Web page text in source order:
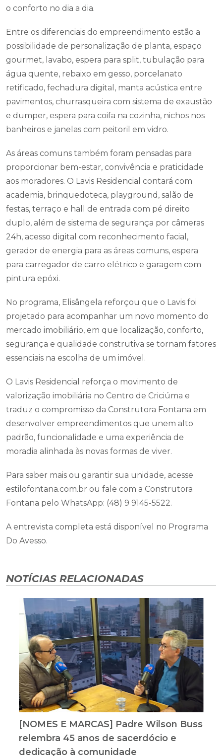
o conforto no dia a dia.
Entre os diferenciais do empreendimento estão a
possibilidade de personalização de planta, espaço
gourmet, lavabo, espera para split, tubulação para
água quente, rebaixo em gesso, porcelanato
retificado, fechadura digital, manta acústica entre
pavimentos, churrasqueira com sistema de exaustão
e dumper, espera para coifa na cozinha, nichos nos
banheiros e janelas com peitoril em vidro.
As áreas comuns também foram pensadas para
proporcionar bem-estar, convivência e praticidade
aos moradores. O Lavis Residencial contará com
academia, brinquedoteca, playground, salão de
festas, terraço e hall de entrada com pé direito
duplo, além de sistema de segurança por câmeras
24h, acesso digital com reconhecimento facial,
gerador de energia para as áreas comuns, espera
para carregador de carro elétrico e garagem com
pintura epóxi.
No programa, Elisângela reforçou que o Lavis foi
projetado para acompanhar um novo momento do
mercado imobiliário, em que localização, conforto,
segurança e qualidade construtiva se tornam fatores
essenciais na escolha de um imóvel.
O Lavis Residencial reforça o movimento de
valorização imobiliária no Centro de Criciúma e
traduz o compromisso da Construtora Fontana em
desenvolver empreendimentos que unem alto
padrão, funcionalidade e uma experiência de
moradia alinhada às novas formas de viver.
Para saber mais ou garantir sua unidade, acesse
estilofontana.com.br ou fale com a Construtora
Fontana pelo WhatsApp: (48) 9 9145-5522.
A entrevista completa está disponível no Programa
Do Avesso.
NOTÍCIAS RELACIONADAS
[NOMES E MARCAS] Padre Wilson Buss
relembra 45 anos de sacerdócio e
dedicação à comunidade